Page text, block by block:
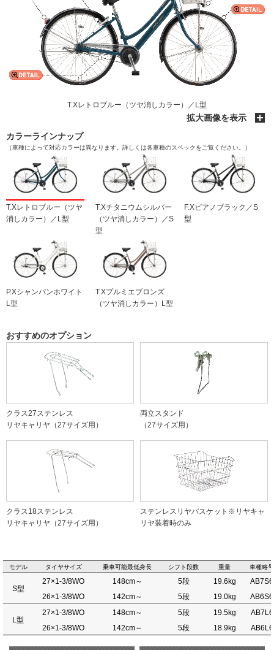
T.Xレトロブルー（ツヤ消しカラー）／L型
拡大画像を表示
カラーラインナップ
（車種によって対応カラーは異なります。詳しくは各車種のスペックをご覧ください。）
T.Xレトロブルー（ツヤ
消しカラー）／L型
T.Xチタニウムシルバー
（ツヤ消しカラー）／S
型
F.Xピアノブラック／S
型
P.Xシャンパンホワイト
L型
T.Xプルミエブロンズ
（ツヤ消しカラー）L型
おすすめのオプション
クラス27ステンレス
リヤキャリヤ（27サイズ用）
両立スタンド
（27サイズ用）
クラス18ステンレス
リヤキャリヤ（27サイズ用）
ステンレスリヤバスケット※リヤキャ
リヤ装着時のみ
モデル タイヤサイズ 乗車可能最低身長 シフト段数 重量 車種略号
S型
27×1-3/8WO 148cm～ 5段 19.6kg
AB7S6
26×1-3/8WO
142cm～ 5段 19.0kg AB6S6
L型
27×1-3/8WO 148cm～ 5段 19.5kg
AB7L6
26×1-3/8WO
142cm～ 5段 18.9kg AB6L6